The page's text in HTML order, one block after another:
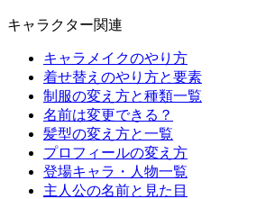
キャラクター関連
キャラメイクのやり方
着せ替えのやり方と要素
制服の変え方と種類一覧
名前は変更できる？
髪型の変え方と一覧
プロフィールの変え方
登場キャラ・人物一覧
主人公の名前と見た目